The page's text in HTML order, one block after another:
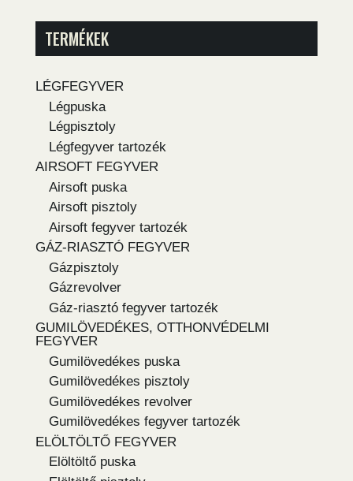
TERMÉKEK
LÉGFEGYVER
Légpuska
Légpisztoly
Légfegyver tartozék
AIRSOFT FEGYVER
Airsoft puska
Airsoft pisztoly
Airsoft fegyver tartozék
GÁZ-RIASZTÓ FEGYVER
Gázpisztoly
Gázrevolver
Gáz-riasztó fegyver tartozék
GUMILÖVEDÉKES, OTTHONVÉDELMI
FEGYVER
Gumilövedékes puska
Gumilövedékes pisztoly
Gumilövedékes revolver
Gumilövedékes fegyver tartozék
ELÖLTÖLTŐ FEGYVER
Elöltöltő puska